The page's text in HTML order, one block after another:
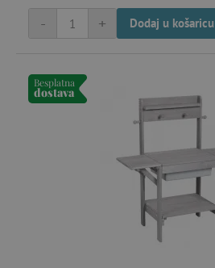
+
- Dodaj u košaricu
Besplatna
dostava